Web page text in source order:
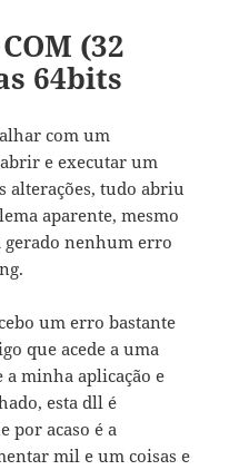
(32
64bits
com um
e executar um
alterações, tudo abriu
aparente, mesmo
nenhum erro
um erro bastante
que acede a uma
a minha aplicação e
esta dll é
por acaso é a
mil e um coisas e